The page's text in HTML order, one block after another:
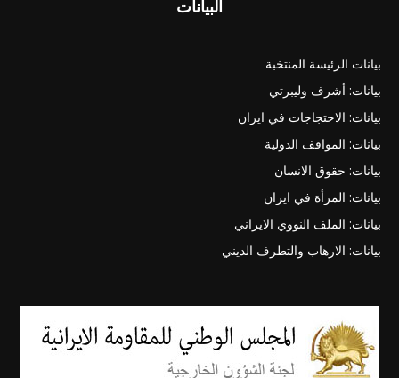
البيانات
بيانات الرئيسة المنتخبة
بيانات: أشرف وليبرتي
بيانات: الاحتجاجات في ايران
بيانات: المواقف الدولية
بيانات: حقوق الانسان
بيانات: المرأة في ايران
بيانات: الملف النووي الايراني
بيانات: الارهاب والتطرف الديني